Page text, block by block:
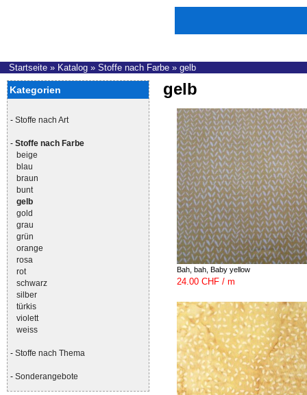
Startseite » Katalog » Stoffe nach Farbe » gelb
Kategorien
- Stoffe nach Art
- Stoffe nach Farbe
beige
blau
braun
bunt
gelb
gold
grau
grün
orange
rosa
rot
schwarz
silber
türkis
violett
weiss
- Stoffe nach Thema
- Sonderangebote
gelb
Bah, bah, Baby yellow
24.00 CHF / m